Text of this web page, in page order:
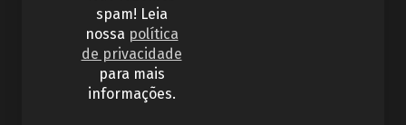
spam! Leia
nossa política
de privacidade
para mais
informações.